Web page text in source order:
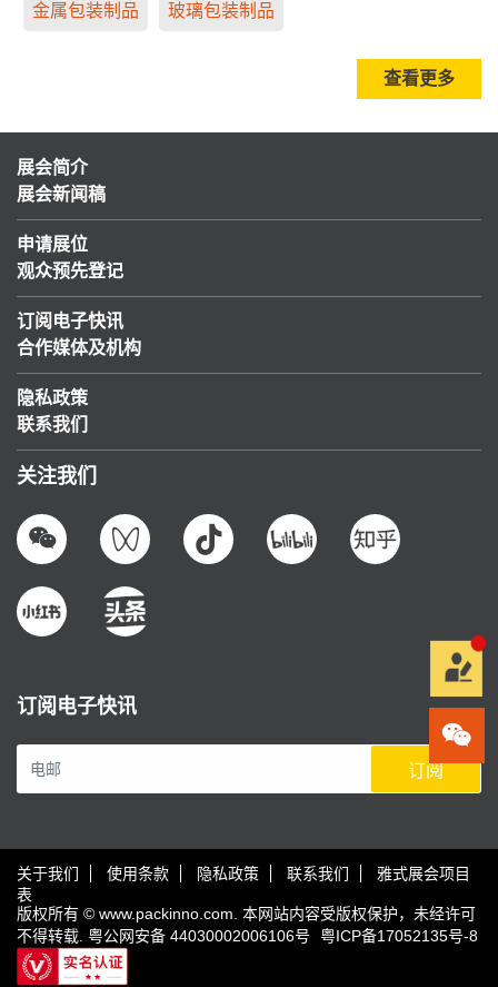
金属包装制品 玻璃包装制品
查看更多
展会简介
展会新闻稿
申请展位
观众预先登记
订阅电子快讯
合作媒体及机构
隐私政策
联系我们
关注我们
订阅电子快讯
订阅
关于我们 使用条款 隐私政策 联系我们
雅式展会项目
表
版权所有 © www.packinno.com. 本网站内容受版权保护，未经许可
不得转载. 粤公网安备 44030002006106号 粤ICP备17052135号-8